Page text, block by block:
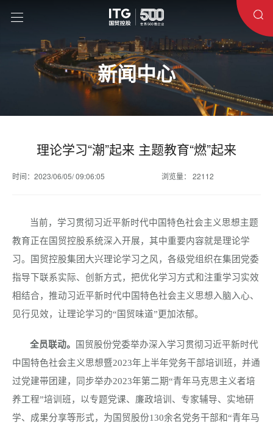
新闻中心
理论学习“潮”起来 主题教育“燃”起来
时间：2023/06/05/ 09:06:05 浏览量： 22112
当前，学习贯彻习近平新时代中国特色社会主义思想主题
教育正在国贸控股系统深入开展，其中重要内容就是理论学
习。国贸控股集团大兴理论学习之风，各级党组织在集团党委
指导下联系实际、创新方式，把优化学习方式和注重学习实效
相结合，推动习近平新时代中国特色社会主义思想入脑入心、
见行见效，让理论学习的“国贸味道”更加浓郁。
全员联动。
国贸股份党委举办深入学习贯彻习近平新时代
中国特色社会主义思想暨2023年上半年党务干部培训班，并通
过党建带团建，同步举办2023年第二期“青年马克思主义者培
养工程”培训班，以专题党课、廉政培训、专家辅导、实地研
学、成果分享等形式，为国贸股份130余名党务干部和“青年马